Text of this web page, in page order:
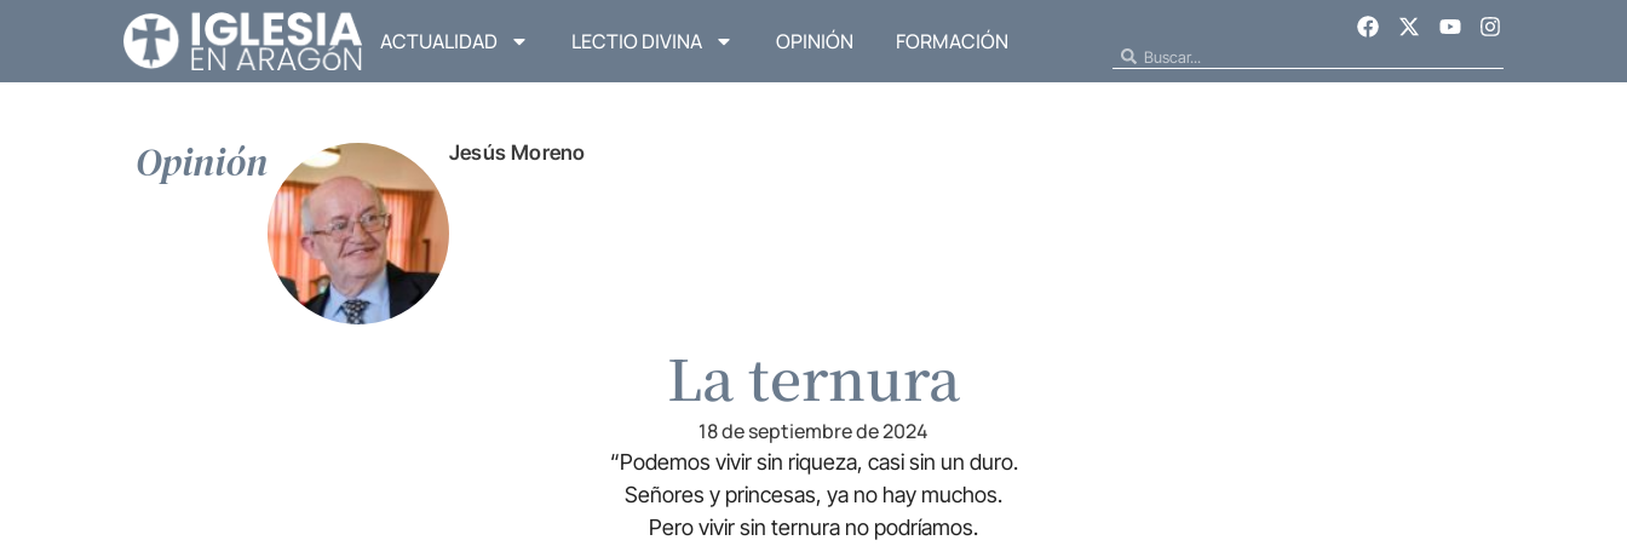
ACTUALIDAD LECTIO DIVINA OPINIÓN FORMACIÓN
Opinión Jesús Moreno
La ternura
18 de septiembre de 2024
“Podemos vivir sin riqueza, casi sin un duro.
Señores y princesas, ya no hay muchos.
Pero vivir sin ternura no podríamos.